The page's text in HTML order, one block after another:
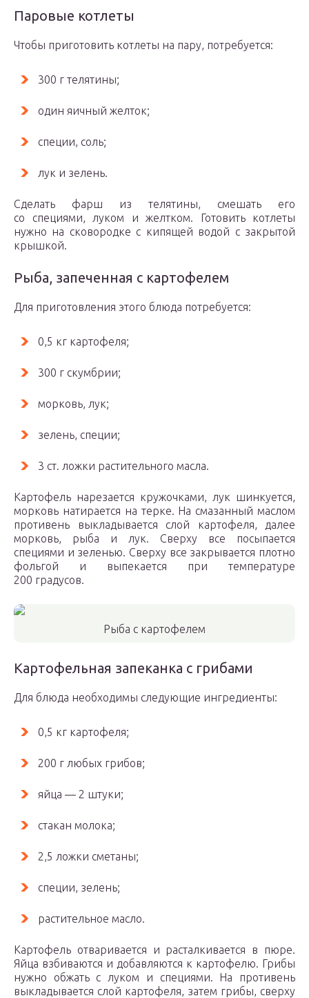
Паровые котлеты
Чтобы приготовить котлеты на пару, потребуется:
300 г телятины;
один яичный желток;
специи, соль;
лук и зелень.
Сделать фарш из телятины, смешать его
со специями, луком и желтком. Готовить котлеты
нужно на сковородке с кипящей водой с закрытой
крышкой.
Рыба, запеченная с картофелем
Для приготовления этого блюда потребуется:
0,5 кг картофеля;
300 г скумбрии;
морковь, лук;
зелень, специи;
3 ст. ложки растительного масла.
Картофель нарезается кружочками, лук шинкуется,
морковь натирается на терке. На смазанный маслом
противень выкладывается слой картофеля, далее
морковь, рыба и лук. Сверху все посыпается
специями и зеленью. Сверху все закрывается плотно
фольгой и выпекается при температуре
200 градусов.
Рыба с картофелем
Картофельная запеканка с грибами
Для блюда необходимы следующие ингредиенты:
0,5 кг картофеля;
200 г любых грибов;
яйца — 2 штуки;
стакан молока;
2,5 ложки сметаны;
специи, зелень;
растительное масло.
Картофель отваривается и расталкивается в пюре.
Яйца взбиваются и добавляются к картофелю. Грибы
нужно обжать с луком и специями. На противень
выкладывается слой картофеля, затем грибы, сверху